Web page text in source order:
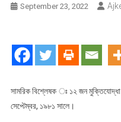
September 23, 2022
সামরিক বিশ্লেষক ঃ ১২ জন মুক্তিযোদ্ধা
সেপ্টেম্বর, ১৯৮১ সালে।